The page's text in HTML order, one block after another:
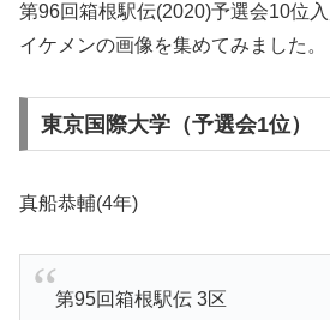
第96回箱根駅伝(2020)予選会10位
イケメンの画像を集めてみました。
東京国際大学（予選会1位）
真船恭輔(4年)
第95回箱根駅伝 3区